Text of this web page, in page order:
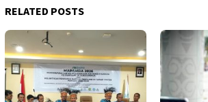
RELATED POSTS